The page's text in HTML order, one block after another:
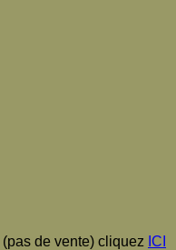
de vente) cliquez ICI